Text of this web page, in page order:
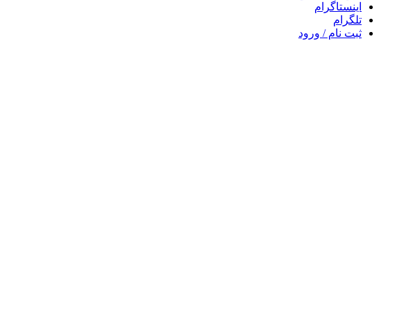
اینستاگرام
تلگرام
ثبت نام / ورود